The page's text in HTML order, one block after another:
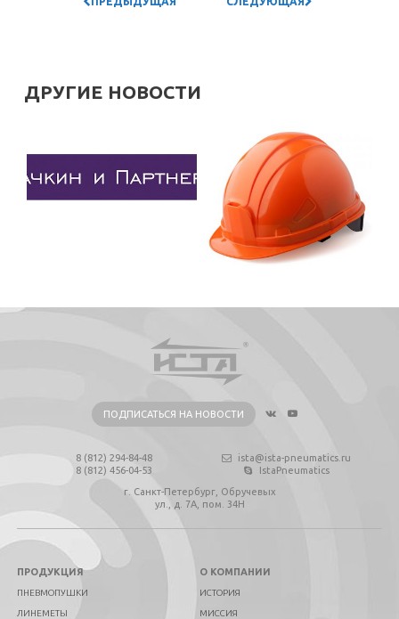
ДРУГИЕ НОВОСТИ
ПОДПИСАТЬСЯ НА НОВОСТИ
8 (812) 294-84-48
8 (812) 456-04-53
ista@ista-pneumatics.ru
IstaPneumatics
г. Санкт-Петербург, Обручевых
ул., д. 7А, пом. 34Н
ПРОДУКЦИЯ
ПНЕВМОПУШКИ
ЛИНЕМЕТЫ
О КОМПАНИИ
ИСТОРИЯ
МИССИЯ